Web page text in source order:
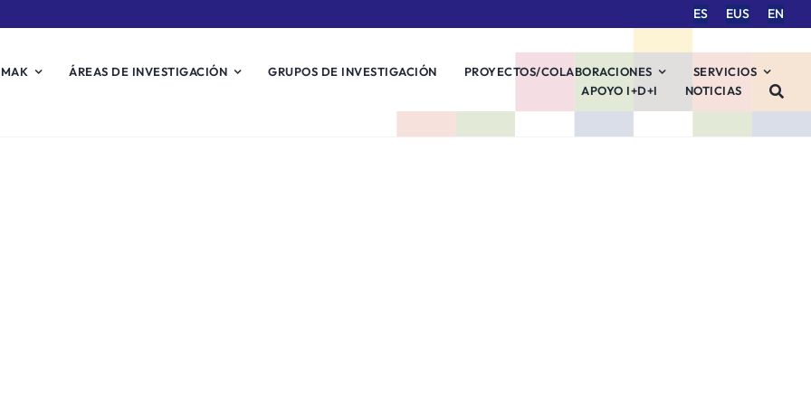
ES EUS EN
ÁREAS DE INVESTIGACIÓN GRUPOS DE INVESTIGACIÓN PROYECTOS/COLABORACIONES
SERVICIOS
APOYO I+D+I
NOTICIAS